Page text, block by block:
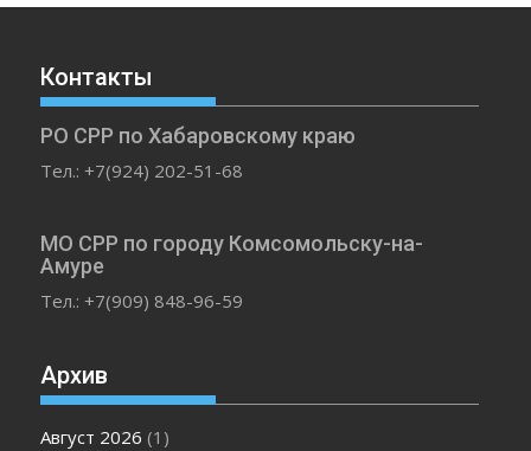
Контакты
РО СРР по Хабаровскому краю
Тел.: +7(924) 202-51-68
МО СРР по городу Комсомольску-на-
Амуре
Тел.: +7(909) 848-96-59
Архив
Август 2026 (1)